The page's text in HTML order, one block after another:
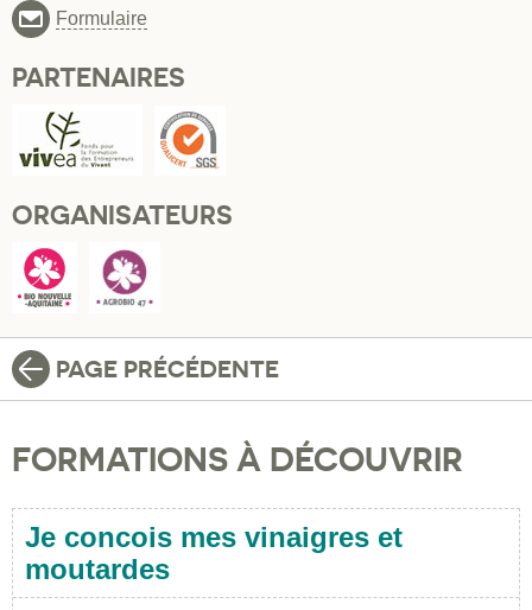
Formulaire
PARTENAIRES
ORGANISATEURS
PAGE PRÉCÉDENTE
FORMATIONS À DÉCOUVRIR
Je concois mes vinaigres et
moutardes